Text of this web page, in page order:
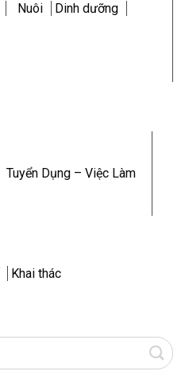
Nuôi Dinh dưỡng
Tuyển Dụng – Việc Làm
Khai thác